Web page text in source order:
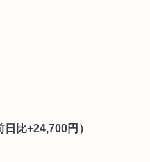
比+24,700円）